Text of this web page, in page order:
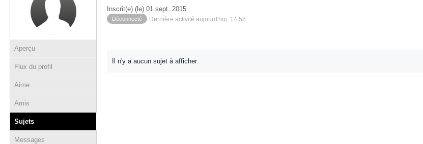
Aperçu
Flux du profil
Aime
Amis
Sujets
Messages
Inscrit(e) (le) 01 sept. 2015
Déconnecté Dernière activité aujourd'hui, 14:58
Il n'y a aucun sujet à afficher